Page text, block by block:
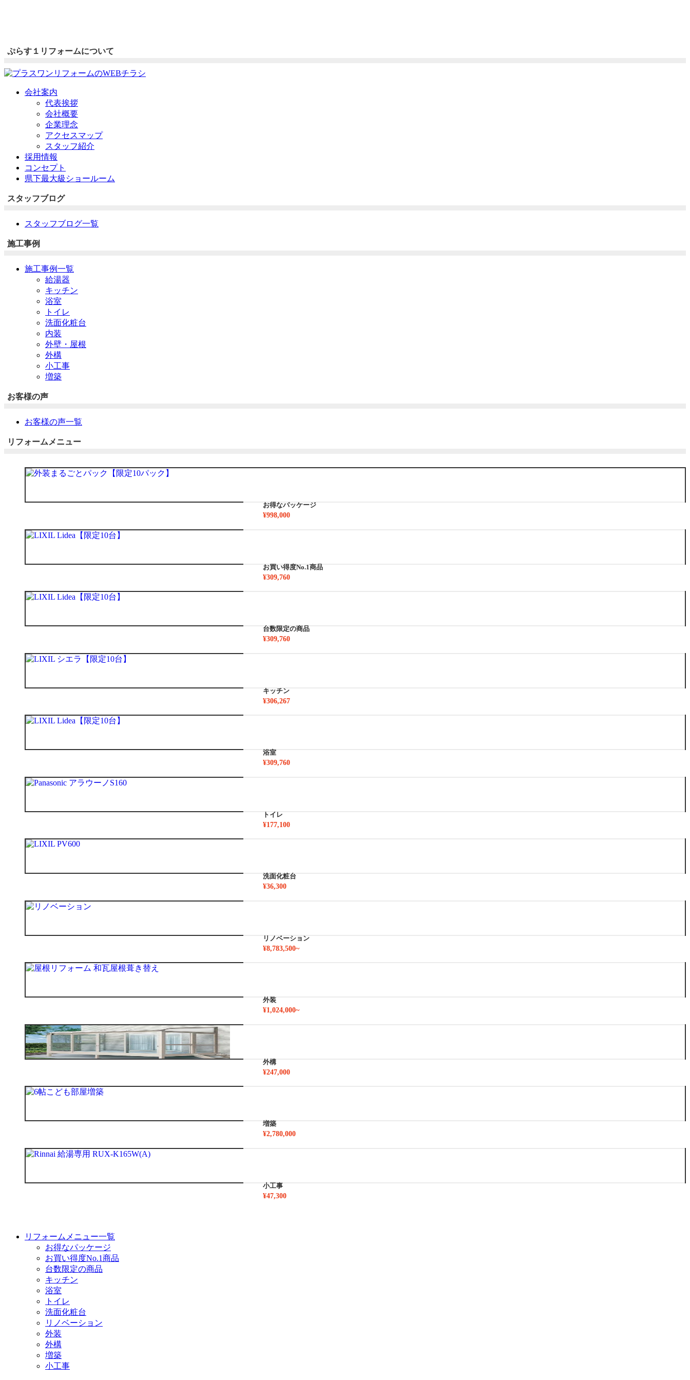
ぷらす１リフォームについて
会社案内
代表挨拶
会社概要
企業理念
アクセスマップ
スタッフ紹介
採用情報
コンセプト
県下最大級ショールーム
スタッフブログ
スタッフブログ一覧
施工事例
施工事例一覧
給湯器
キッチン
浴室
トイレ
洗面化粧台
内装
外壁・屋根
外構
小工事
増築
お客様の声
お客様の声一覧
リフォームメニュー
お得なパッケージ
¥998,000
お買い得度No.1商品
¥309,760
台数限定の商品
¥309,760
キッチン
¥306,267
浴室
¥309,760
トイレ
¥177,100
洗面化粧台
¥36,300
リノベーション
¥8,783,500~
外装
¥1,024,000~
外構
¥247,000
増築
¥2,780,000
小工事
¥47,300
リフォームメニュー一覧
お得なパッケージ
お買い得度No.1商品
台数限定の商品
キッチン
浴室
トイレ
洗面化粧台
リノベーション
外装
外構
増築
小工事